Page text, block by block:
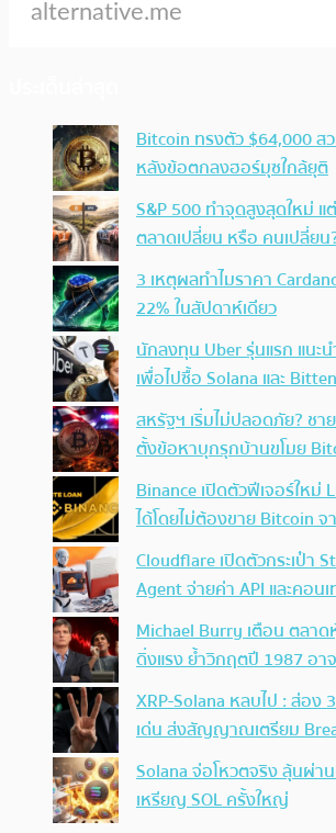
Bitcoin ทรงตัว $64,000 ส
หลังข้อตกลงฮอร์มุซใกล้ยุติ
S&P 500 ทำจุดสูงสุดใหม่ แ
ตลาดเปลี่ยน หรือ คนเปลี่ยน
3 เหตุผลทำไมราคา
22% ในสัปดาห์เดียว
นักลงทุน Uber รุ่นแรก แนะ
เพื่อไปซื้อ Solana และ
สหรัฐฯ เริ่มไม่ปลอดภัย? ช
ตั้งข้อหาบุกรุกบ้านขโมย
Binance เปิดตัวฟีเจอร์ใหม่
ได้โดยไม่ต้องขาย Bitcoin
Cloudflare เปิดตัวกระเป๋า
Agent จ่ายค่า API และคอน
Michael Burry เตือน ตลา
ดิ่งแรง ย้ำวิกฤตปี 1987 อา
XRP-Solana หลบไป : ส่อง
เด่น ส่งสัญญาณเตรียม
Solana จ่อโหวตจริง ลุ้นผ่า
เหรียญ SOL ครั้งใหญ่